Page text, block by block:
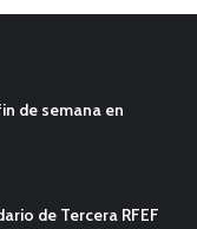
de semana en
de Tercera RFEF